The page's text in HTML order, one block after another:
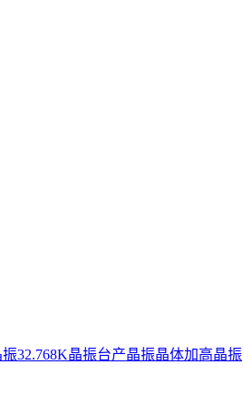
振32.768K晶振台产晶振晶体加高晶振